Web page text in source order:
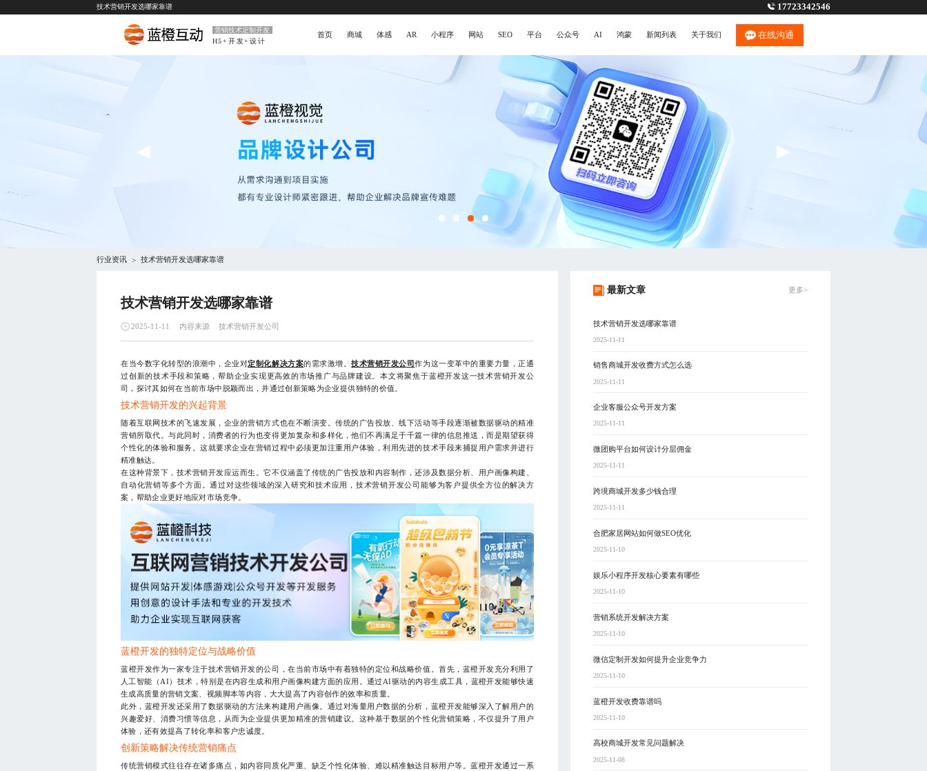
技术营销开发选哪家靠谱 17723342546
营销技术定制开发
H5+开发+设计
首页 商城 体感 AR 小程序 网站 SEO 平台 公众号 AI 鸿蒙 新闻列表 关于我们 在线沟通
行业资讯 > 技术营销开发选哪家靠谱
技术营销开发选哪家靠谱
2025-11-11 内容来源 技术营销开发公司
在当今数字化转型的浪潮中，企业对定制化解决方案的需求激增。技术营销开发公司作为这一变革中的重要力量，正通
过创新的技术手段和策略，帮助企业实现更高效的市场推广与品牌建设。本文将聚焦于蓝橙开发这一技术营销开发公
司，探讨其如何在当前市场中脱颖而出，并通过创新策略为企业提供独特的价值。
技术营销开发的兴起背景
随着互联网技术的飞速发展，企业的营销方式也在不断演变。传统的广告投放、线下活动等手段逐渐被数据驱动的精准
营销所取代。与此同时，消费者的行为也变得更加复杂和多样化，他们不再满足于千篇一律的信息推送，而是期望获得
个性化的体验和服务。这就要求企业在营销过程中必须更加注重用户体验，利用先进的技术手段来捕捉用户需求并进行
精准触达。
在这种背景下，技术营销开发应运而生。它不仅涵盖了传统的广告投放和内容制作，还涉及数据分析、用户画像构建、
自动化营销等多个方面。通过对这些领域的深入研究和技术应用，技术营销开发公司能够为客户提供全方位的解决方
案，帮助企业更好地应对市场竞争。
蓝橙开发的独特定位与战略价值
蓝橙开发作为一家专注于技术营销开发的公司，在当前市场中有着独特的定位和战略价值。首先，蓝橙开发充分利用了
人工智能（AI）技术，特别是在内容生成和用户画像构建方面的应用。通过AI驱动的内容生成工具，蓝橙开发能够快速
生成高质量的营销文案、视频脚本等内容，大大提高了内容创作的效率和质量。
此外，蓝橙开发还采用了数据驱动的方法来构建用户画像。通过对海量用户数据的分析，蓝橙开发能够深入了解用户的
兴趣爱好、消费习惯等信息，从而为企业提供更加精准的营销建议。这种基于数据的个性化营销策略，不仅提升了用户
体验，还有效提高了转化率和客户忠诚度。
创新策略解决传统营销痛点
传统营销模式往往存在诸多痛点，如内容同质化严重、缺乏个性化体验、难以精准触达目标用户等。蓝橙开发通过一系
最新文章 更多>
技术营销开发选哪家靠谱
2025-11-11
销售商城开发收费方式怎么选
2025-11-11
企业客服公众号开发方案
2025-11-11
微团购平台如何设计分层佣金
2025-11-11
跨境商城开发多少钱合理
2025-11-11
合肥家居网站如何做SEO优化
2025-11-10
娱乐小程序开发核心要素有哪些
2025-11-10
营销系统开发解决方案
2025-11-10
微信定制开发如何提升企业竞争力
2025-11-10
蓝橙开发收费靠谱吗
2025-11-10
高校商城开发常见问题解决
2025-11-08